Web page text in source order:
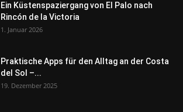
Ein Küstenspaziergang von El Palo nach
Rincón de la Victoria
1. Januar 2026
Praktische Apps für den Alltag an der Costa
del Sol –...
19. Dezember 2025